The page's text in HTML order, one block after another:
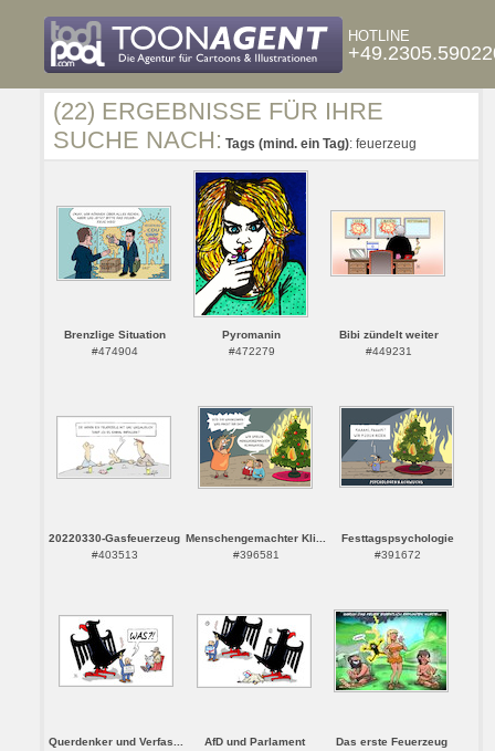
HOTLINE
(22) ERGEBNISSE FÜR IHRE
SUCHE NACH: Tags (mind. ein Tag): feuerzeug
Brenzlige Situation
#474904
Pyromanin
#472279
Bibi zündelt weiter
#449231
20220330-Gasfeuerzeug
#403513
Menschengemachter Kli...
#396581
Festtagspsychologie
#391672
Querdenker und Verfas...
AfD und Parlament
Das erste Feuerzeug